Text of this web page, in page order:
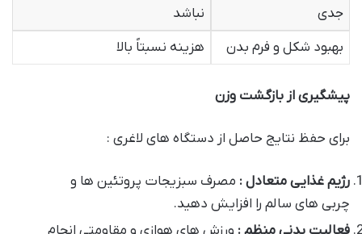
جدی
نباشد
بهبود شکل و فرم بدن
هزینه نسبتاً بالا
پیشگیری از بازگشت وزن
برای حفظ نتایج حاصل از دستگاه های لاغری :
رژیم غذایی متعادل : مصرف سبزیجات پروتئین ها و
چربی های سالم را افزایش دهید.